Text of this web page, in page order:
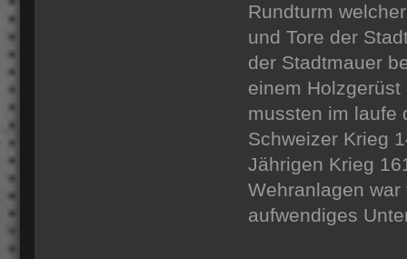
Rundturm
und Tore der
der Stadtmauer
einem
mussten im laufe
Schweizer Krieg
Jährigen Krieg
Wehranlagen
aufwendiges